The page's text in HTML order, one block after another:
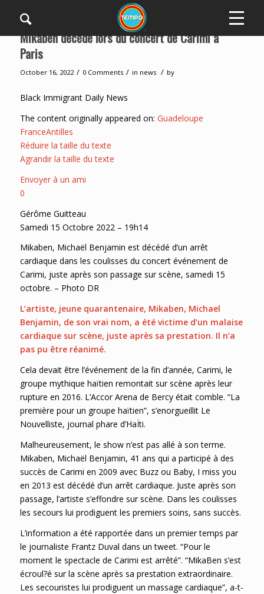
Mikaben décède lors du concert de Carimi à
Paris
October 16, 2022 / 0 Comments / in news / by
Black Immigrant Daily News
The content originally appeared on: Guadeloupe
FranceAntilles
Réduire la taille du texte
Agrandir la taille du texte
Envoyer à un ami
0
Gérôme Guitteau
Samedi 15 Octobre 2022 – 19h14
Mikaben, Michaël Benjamin est décédé d’un arrêt
cardiaque dans les coulisses du concert événement de
Carimi, juste après son passage sur scène, samedi 15
octobre. – Photo DR
L’artiste, jeune quarantenaire, Mikaben, Michael
Benjamin, de son vrai nom, a été victime d’un malaise
cardiaque sur scène, juste après sa prestation. Il n’a
pas pu être réanimé.
Cela devait être l’événement de la fin d’année, Carimi, le
groupe mythique haïtien remontait sur scène après leur
rupture en 2016. L’Accor Arena de Bercy était comble. “La
première pour un groupe haïtien”, s’enorgueillit Le
Nouvelliste, journal phare d’HaÏti.
Malheureusement, le show n’est pas allé à son terme.
Mikaben, Michaël Benjamin, 41 ans qui a participé à des
succès de Carimi en 2009 avec Buzz ou Baby, I miss you
en 2013 est décédé d’un arrêt cardiaque. Juste après son
passage, l’artiste s’effondre sur scène. Dans les coulisses
les secours lui prodiguent les premiers soins, sans succès.
L’information a été rapportée dans un premier temps par
le journaliste Frantz Duval dans un tweet. “Pour le
moment le spectacle de Carimi est arrêté”. “MikaBen s’est
écroul?é sur la scène après sa prestation extraordinaire.
Les secouristes lui prodiguent un massage cardiaque”, a-t-